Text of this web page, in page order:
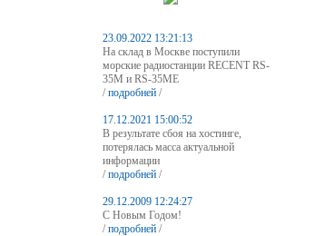
23.09.2022 13:21:13
На склад в Москве поступили
морские радиостанции RECENT RS-
35M и RS-35ME
/подробней /
17.12.2021 15:00:52
В результате сбоя на хостинге,
потерялась масса актуальной
информации
/подробней /
29.12.2009 12:24:27
С Новым Годом!
/подробней /